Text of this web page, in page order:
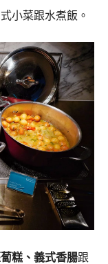
小菜跟水煮飯。
糕、義式香腸跟